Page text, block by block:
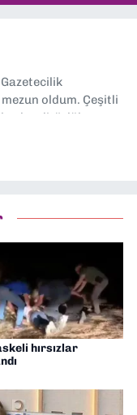
oldum. Çeşitli
editörlük,
hırsızlar